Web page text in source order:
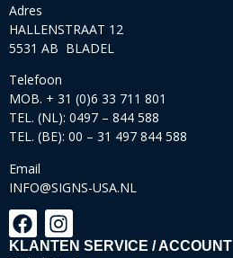
Adres
HALLENSTRAAT 12
5531 AB BLADEL
Telefoon
MOB. + 31 (0)6 33 711 801
TEL. (NL): 0497 – 844 588
TEL. (BE): 00 – 31 497 844 588
Email
INFO@SIGNS-USA.NL
KLANTEN SERVICE / ACCOUNT